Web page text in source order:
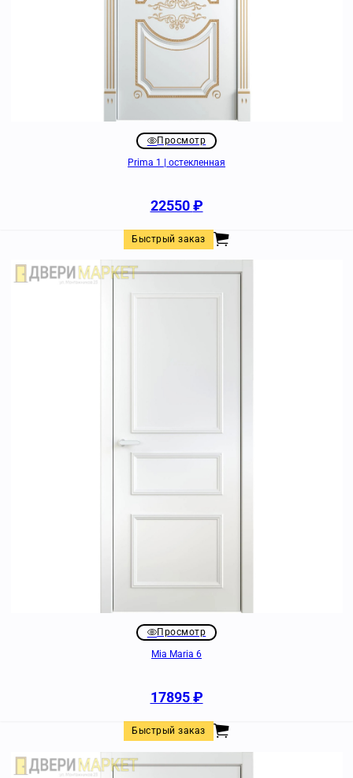
Просмотр
Prima 1 | остекленная
22550₽
Быстрый заказ
Просмотр
Mia Maria 6
17895₽
Быстрый заказ